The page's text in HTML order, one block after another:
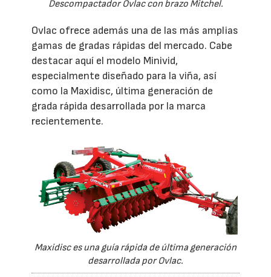
Descompactador Ovlac con brazo Mitchel.
Ovlac ofrece además una de las más amplias
gamas de gradas rápidas del mercado. Cabe
destacar aquí el modelo Minivid,
especialmente diseñado para la viña, así
como la Maxidisc, última generación de
grada rápida desarrollada por la marca
recientemente.
Maxidisc es una guía rápida de última generación
desarrollada por Ovlac.